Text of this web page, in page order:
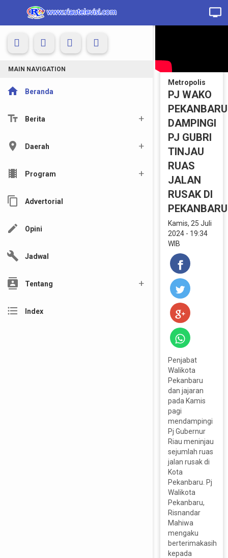
MAIN NAVIGATION
home Beranda
text_fields Berita
location_on Daerah
local_movies Program
content_copy Advertorial
edit Opini
build Jadwal
contacts Tentang
format_list_bulleted Index
Metropolis
PJ WAKO
PEKANBARU
DAMPINGI
PJ GUBRI
TINJAU
RUAS
JALAN
RUSAK DI
PEKANBARU
Kamis, 25 Juli
2024 - 19:34
WIB
Penjabat
Walikota
Pekanbaru
dan jajaran
pada Kamis
pagi
mendampingi
Pj Gubernur
Riau meninjau
sejumlah ruas
jalan rusak di
Kota
Pekanbaru. Pj
Walikota
Pekanbaru,
Risnandar
Mahiwa
mengaku
berterimakasih
kepada